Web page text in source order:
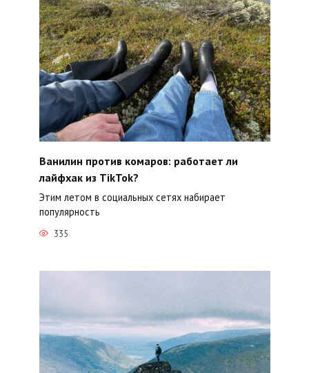
Ванилин против комаров: работает ли
лайфхак из TikTok?
Этим летом в социальных сетях набирает
популярность
335